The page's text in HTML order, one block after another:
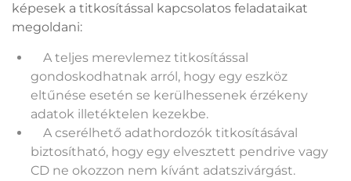
képesek a titkosítással kapcsolatos feladataikat
megoldani:
A teljes merevlemez titkosítással
gondoskodhatnak arról, hogy egy eszköz
eltűnése esetén se kerülhessenek érzékeny
adatok illetéktelen kezekbe.
A cserélhető adathordozók titkosításával
biztosítható, hogy egy elvesztett pendrive vagy
CD ne okozzon nem kívánt adatszivárgást.